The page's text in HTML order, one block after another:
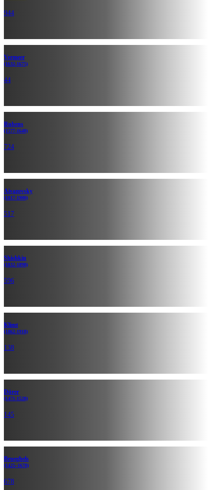
944
Vermeer
(1632-1675)
44
Rubens
(1577-1640)
724
Aivazovsky
(1817-1900)
517
Shishkin
(1832-1898)
596
Klimt
(1862-1918)
138
Dürer
(1471-1528)
145
Brueghels
(1425~1678)
678